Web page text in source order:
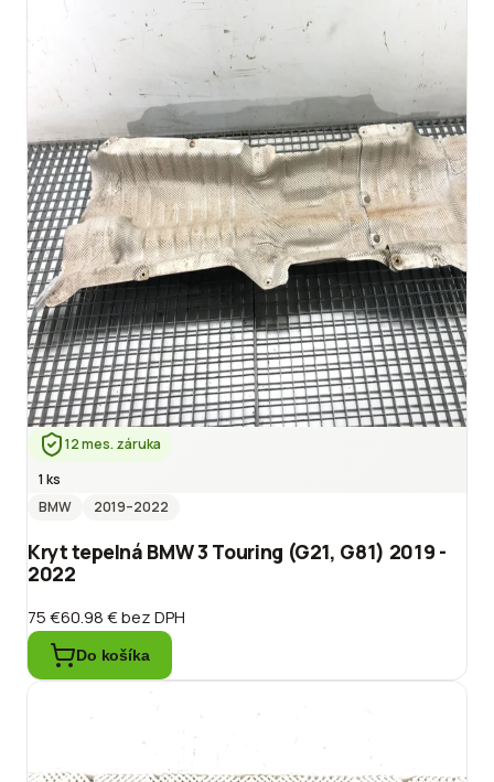
12 mes. záruka
1 ks
BMW
2019–2022
Kryt tepelná BMW 3 Touring (G21, G81) 2019 -
2022
75 €60.98 €bez DPH
Do košíka